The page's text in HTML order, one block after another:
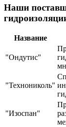
Наши
Название
"Ондутис"
"Технониколь"
"Изоспан"